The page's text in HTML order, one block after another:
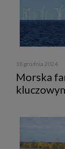
18 grudnia 2024
Morska